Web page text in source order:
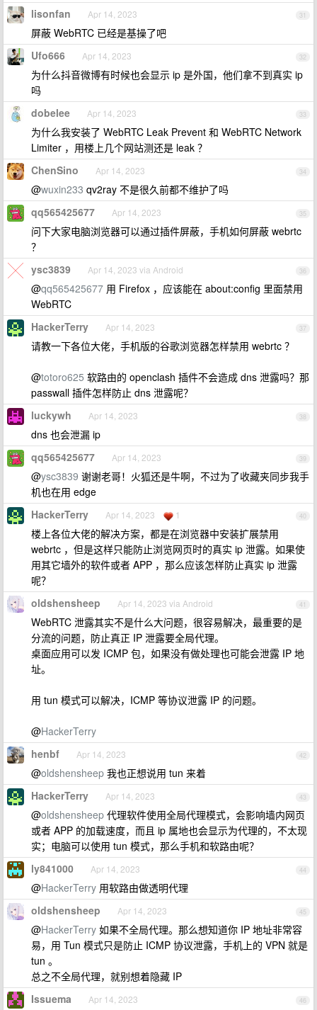
31
lisonfan Apr 14, 2023
屏蔽 WebRTC 已经是基操了吧
32
Ufo666 Apr 14, 2023
为什么抖音微博有时候也会显示 ip 是外国，他们拿不到真实 ip
吗
33
dobelee Apr 14, 2023
为什么我安装了 WebRTC Leak Prevent 和 WebRTC Network
Limiter ，用楼上几个网站测还是 leak ？
34
ChenSino Apr 14, 2023
@wuxin233 qv2ray 不是很久前都不维护了吗
35
qq565425677 Apr 14, 2023
问下大家电脑浏览器可以通过插件屏蔽，手机如何屏蔽 webrtc
？
36
ysc3839 Apr 14, 2023 via Android
@qq565425677 用 Firefox ，应该能在 about:config 里面禁用
WebRTC
37
HackerTerry Apr 14, 2023
请教一下各位大佬，手机版的谷歌浏览器怎样禁用 webrtc ？
@totoro625 软路由的 openclash 插件不会造成 dns 泄露吗？那
passwall 插件怎样防止 dns 泄露呢？
38
luckywh Apr 14, 2023
dns 也会泄漏 ip
39
qq565425677 Apr 14, 2023
@ysc3839 谢谢老哥！火狐还是牛啊，不过为了收藏夹同步我手
机也在用 edge
40
HackerTerry Apr 14, 2023 1
楼上各位大佬的解决方案，都是在浏览器中安装扩展禁用
webrtc ，但是这样只能防止浏览网页时的真实 ip 泄露。如果使
用其它墙外的软件或者 APP ，那么应该怎样防止真实 ip 泄露
呢？
41
oldshensheep Apr 14, 2023 via Android
WebRTC 泄露其实不是什么大问题，很容易解决，最重要的是
分流的问题，防止真正 IP 泄露要全局代理。
桌面应用可以发 ICMP 包，如果没有做处理也可能会泄露 IP 地
址。
用 tun 模式可以解决，ICMP 等协议泄露 IP 的问题。
@HackerTerry
42
henbf Apr 14, 2023
@oldshensheep 我也正想说用 tun 来着
43
HackerTerry Apr 14, 2023
@oldshensheep 代理软件使用全局代理模式，会影响墙内网页
或者 APP 的加载速度，而且 ip 属地也会显示为代理的，不太现
实；电脑可以使用 tun 模式，那么手机和软路由呢？
44
ly841000 Apr 14, 2023
@HackerTerry 用软路由做透明代理
45
oldshensheep Apr 14, 2023
@HackerTerry 如果不全局代理。那么想知道你 IP 地址非常容
易，用 Tun 模式只是防止 ICMP 协议泄露，手机上的 VPN 就是
tun 。
总之不全局代理，就别想着隐藏 IP
46
Issuema Apr 14, 2023